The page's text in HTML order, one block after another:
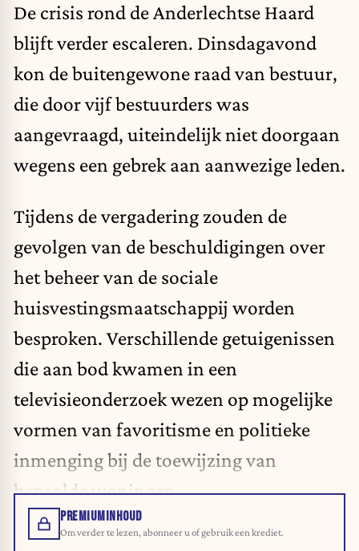
De crisis rond de Anderlechtse Haard
blijft verder escaleren. Dinsdagavond
kon de buitengewone raad van bestuur,
die door vijf bestuurders was
aangevraagd, uiteindelijk niet doorgaan
wegens een gebrek aan aanwezige leden.
Tijdens de vergadering zouden de
gevolgen van de beschuldigingen over
het beheer van de sociale
huisvestingsmaatschappij worden
besproken. Verschillende getuigenissen
die aan bod kwamen in een
televisieonderzoek wezen op mogelijke
vormen van favoritisme en politieke
inmenging bij de toewijzing van
bepaalde woningen.
PREMIUMINHOUD
Om verder te lezen, abonneer u of gebruik een krediet.